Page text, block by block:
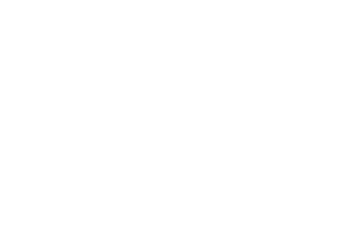
成都市锦江
重庆市江北
长沙市芙蓉
郑州市二七
太原市迎泽
沈阳市沈河